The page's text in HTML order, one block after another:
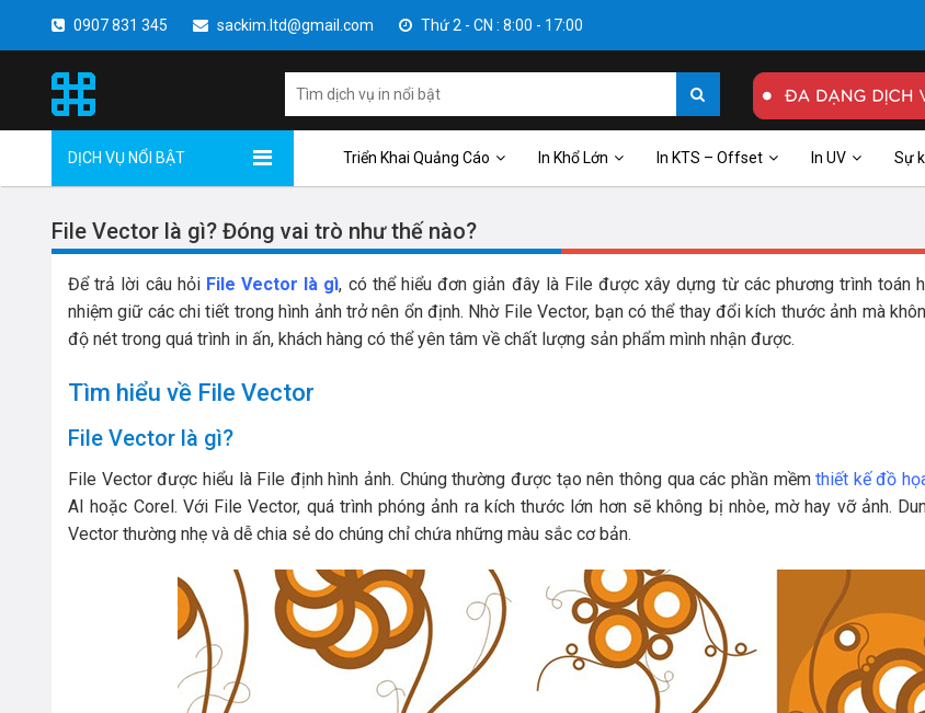
0907 831 345 sackim.ltd@gmail.com Thứ 2 - CN : 8:00 - 17:00
DỊCH VỤ NỔI BẬT Triển Khai Quảng Cáo In Khổ Lớn In KTS – Offset In UV Sự
File Vector là gì? Đóng vai trò như thế nào?
Để trả lời câu hỏi File Vector là gì, có thể hiểu đơn giản đây là File được xây dựng từ các phương trình toán
nhiệm giữ các chi tiết trong hình ảnh trở nên ổn định. Nhờ File Vector, bạn có thể thay đổi kích thước ảnh mà
độ nét trong quá trình in ấn, khách hàng có thể yên tâm về chất lượng sản phẩm mình nhận được.
Tìm hiểu về File Vector
File Vector là gì?
File Vector được hiểu là File định hình ảnh. Chúng thường được tạo nên thông qua các phần mềmthiết kế đồ
AI hoặc Corel. Với File Vector, quá trình phóng ảnh ra kích thước lớn hơn sẽ không bị nhòe, mờ hay vỡ ảnh.
Vector thường nhẹ và dễ chia sẻ do chúng chỉ chứa những màu sắc cơ bản.